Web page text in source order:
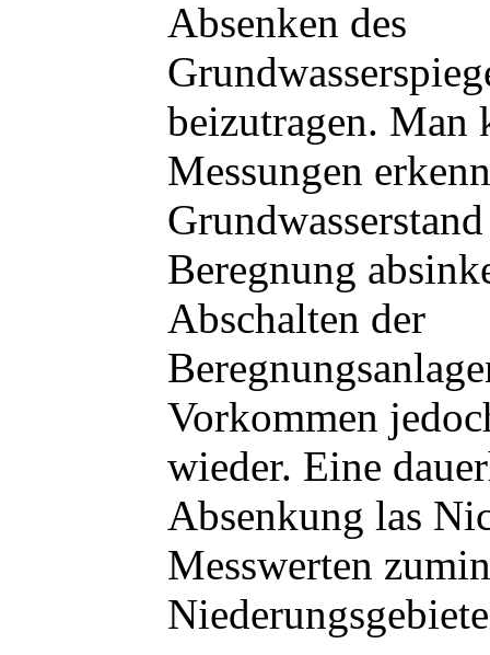
Absenken des
beizutragen. Man
Messungen
Beregnung
Abschalten der
Vorkommen
wieder. Eine
Absenkung las
Messwerten